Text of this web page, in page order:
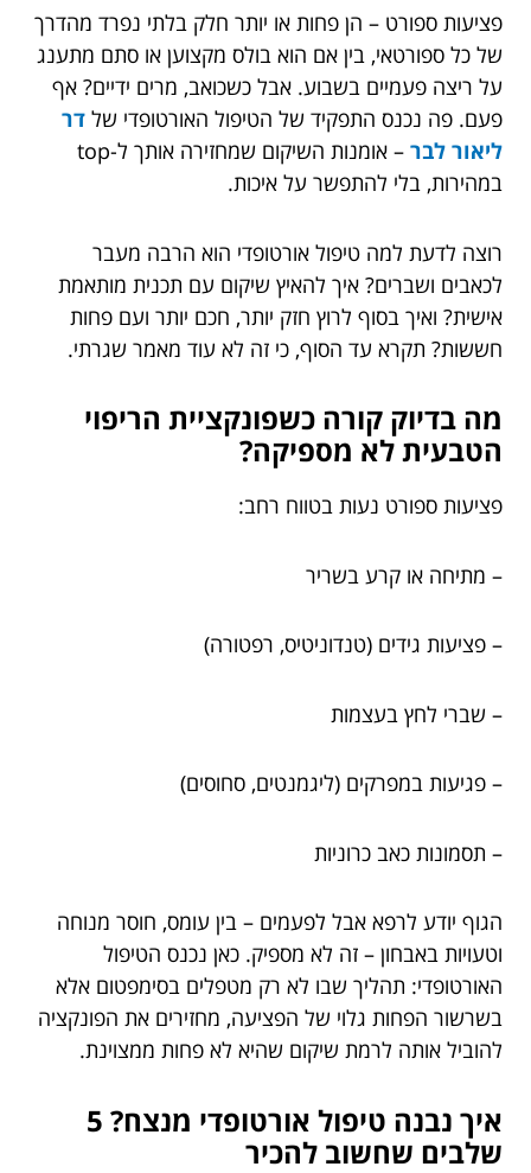
פציעות ספורט – הן פחות או יותר חלק בלתי נפרד מהדרך
של כל ספורטאי, בין אם הוא בולס מקצוען או סתם מתענג
על ריצה פעמיים בשבוע. אבל כשכואב, מרים ידיים? אף
פעם. פה נכנס התפקיד של הטיפול האורטופדי של דר
ליאור לבר
– אומנות השיקום שמחזירה אותך ל-top
במהירות, בלי להתפשר על איכות.
רוצה לדעת למה טיפול אורטופדי הוא הרבה מעבר
לכאבים ושברים? איך להאיץ שיקום עם תכנית מותאמת
אישית? ואיך בסוף לרוץ חזק יותר, חכם יותר ועם פחות
חששות? תקרא עד הסוף, כי זה לא עוד מאמר שגרתי.
מה בדיוק קורה כשפונקציית הריפוי
הטבעית לא מספיקה?
פציעות ספורט נעות בטווח רחב:
– מתיחה או קרע בשריר
– פציעות גידים (טנדוניטיס, רפטורה)
– שברי לחץ בעצמות
– פגיעות במפרקים (ליגמנטים, סחוסים)
– תסמונות כאב כרוניות
הגוף יודע לרפא אבל לפעמים – בין עומס, חוסר מנוחה
וטעויות באבחון – זה לא מספיק. כאן נכנס הטיפול
האורטופדי: תהליך שבו לא רק מטפלים בסימפטום אלא
בשרשור הפחות גלוי של הפציעה, מחזירים את הפונקציה
להוביל אותה לרמת שיקום שהיא לא פחות ממצוינת.
איך נבנה טיפול אורטופדי מנצח? 5
שלבים שחשוב להכיר